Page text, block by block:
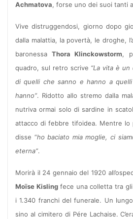
Achmatova, forse uno dei suoi tanti
Vive distruggendosi, giorno dopo
dalla malattia, la povertà, le droghe,
baronessaThora Klinckowstorm,
quadro, sul retro scrive “La vita è
di quelli che sanno e hanno a
hanno”. Ridotto allo stremo dalla
nutriva ormai solo di sardine in
attacco di febbre tifoidea. Mentre lo
disse “ho baciato mia moglie, ci
eterna”.
Morirà il 24 gennaio del 1920
Moïse Kislingfece una colletta tra gli
i 1.340 franchi del funerale. Un
sino al cimitero di Pére Lachaise.